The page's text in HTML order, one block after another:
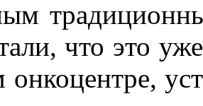
что это
онкоцентре,